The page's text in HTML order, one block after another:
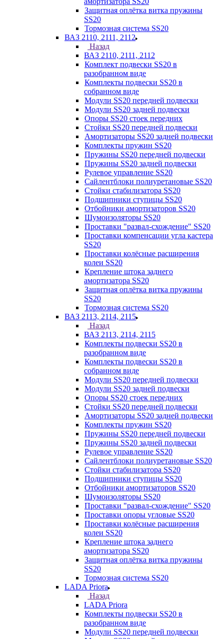
Защитная оплётка витка пружины
SS20
Тормозная система SS20
ВАЗ 2110, 2111, 2112
Назад
ВАЗ 2110, 2111, 2112
Комплект подвески SS20 в
разобранном виде
Комплекты подвески SS20 в
собранном виде
Модули SS20 передней подвески
Модули SS20 задней подвески
Опоры SS20 стоек передних
Стойки SS20 передней подвески
Амортизаторы SS20 задней подвески
Комплекты пружин SS20
Пружины SS20 передней подвески
Пружины SS20 задней подвески
Рулевое управление SS20
Сайлентблоки полиуретановые SS20
Стойки стабилизатора SS20
Подшипники ступицы SS20
Отбойники амортизаторов SS20
Шумоизоляторы SS20
Проставки "развал-схождение" SS20
Проставки компенсации угла кастера
SS20
Проставки колёсные расширения
колеи SS20
Крепление штока заднего
амортизатора SS20
Защитная оплётка витка пружины
SS20
Тормозная система SS20
ВАЗ 2113, 2114, 2115
Назад
ВАЗ 2113, 2114, 2115
Комплекты подвески SS20 в
разобранном виде
Комплекты подвески SS20 в
собранном виде
Модули SS20 передней подвески
Модули SS20 задней подвески
Опоры SS20 стоек передних
Стойки SS20 передней подвески
Амортизаторы SS20 задней подвески
Комплекты пружин SS20
Пружины SS20 передней подвески
Пружины SS20 задней подвески
Рулевое управление SS20
Сайлентблоки полиуретановые SS20
Стойки стабилизатора SS20
Подшипники ступицы SS20
Отбойники амортизаторов SS20
Шумоизоляторы SS20
Проставки "развал-схождение" SS20
Проставки опоры угловые SS20
Проставки колёсные расширения
колеи SS20
Крепление штока заднего
амортизатора SS20
Защитная оплётка витка пружины
SS20
Тормозная система SS20
LADA Priora
Назад
LADA Priora
Комплекты подвески SS20 в
разобранном виде
Модули SS20 передней подвески